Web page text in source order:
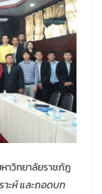
าวิทยาลัยราชภัฏ
าะห์ และถอดบท